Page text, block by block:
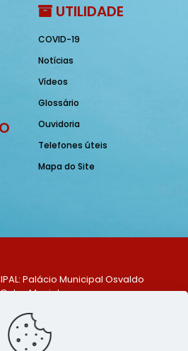
UTILIDADE
COVID-19
Notícias
Vídeos
Glossário
Ouvidoria
Telefones úteis
Mapa do Site
Palácio Municipal Osvaldo
Celso Maciel
do Una - PE. CEP: 553370-128
(81) 99548-1569